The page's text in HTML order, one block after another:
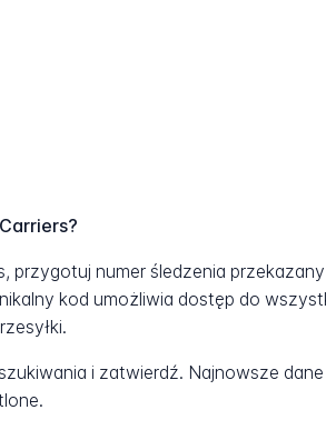
przygotuj numer śledzenia
kod umożliwia dostęp do
i zatwierdź. Najnowsze